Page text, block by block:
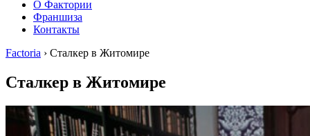
О Фактории
Франшиза
Контакты
Factoria › Сталкер в Житомире
Сталкер в Житомире